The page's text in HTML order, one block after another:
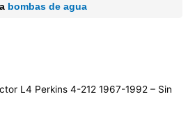
bombas de agua
L4 Perkins 4-212 1967-1992 – Sin